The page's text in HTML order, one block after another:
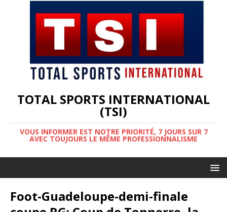
TOTAL SPORTS INTERNATIONAL
(TSI)
VOUS INFORMER EST NOTRE PRIORITÉ, 7 JOURS SUR 7
AVEC TOUJOURS LE MÊME PROFESSIONNALISME
Foot-Guadeloupe-demi-finale